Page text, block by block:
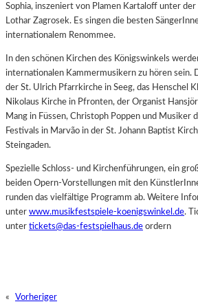
Sophia, inszeniert von Plamen Kartaloff unter
Lothar Zagrosek. Es singen die besten
internationalem Renommee.
In den schönen Kirchen des Königswinkels
internationalen Kammermusikern zu hören sein.
der St. Ulrich Pfarrkirche in Seeg, das Henschel
Nikolaus Kirche in Pfronten, der Organist
Mang in Füssen, Christoph Poppen und Musiker
Festivals in Marvão in der St. Johann Baptist
Steingaden.
Spezielle Schloss- und Kirchenführungen, ein
beiden Opern-Vorstellungen mit den
runden das vielfältige Programm ab. Weitere
unter www.musikfestspiele-koenigswinkel.de.
unter tickets@das-festspielhaus.de ordern
« Vorheriger